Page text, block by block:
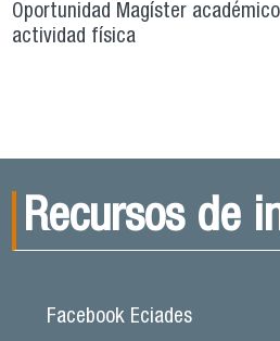
Oportunidad Magíster
actividad física
Recursos de
Facebook Eciades